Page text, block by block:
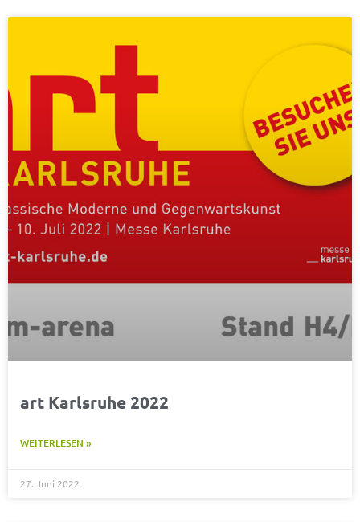
art Karlsruhe 2022
WEITERLESEN »
27. Juni 2022